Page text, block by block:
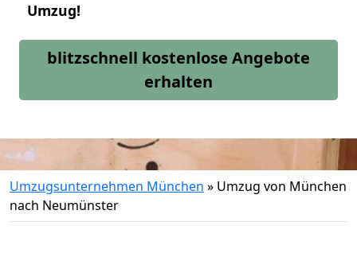
Umzug!
blitzschnell kostenlose Angebote
erhalten
Umzugsunternehmen München » Umzug von München
nach Neumünster